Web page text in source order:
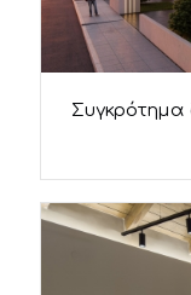
Συγκρότημα